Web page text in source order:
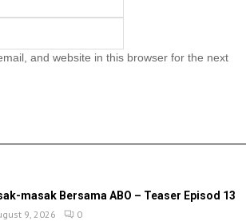
and website in this browser for the next
masak Bersama ABO – Teaser Episod 13
9, 2026 0